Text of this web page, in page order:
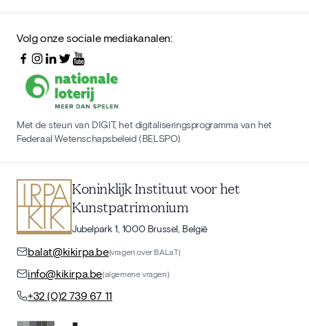
Volg onze sociale mediakanalen:
Met de steun van DIGIT, het digitaliseringsprogramma van het
Federaal Wetenschapsbeleid (BELSPO)
Koninklijk Instituut voor het
Kunstpatrimonium
Jubelpark 1, 1000 Brussel, België
balat@kikirpa.be(vragen over BALaT)
info@kikirpa.be(algemene vragen)
+32 (0)2 739 67 11